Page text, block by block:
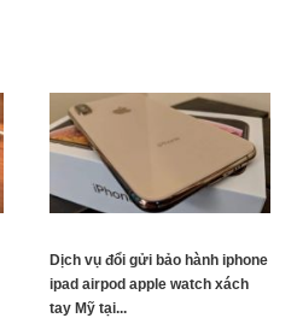
Dịch vụ đổi gửi bảo hành iphone
ipad airpod apple watch xách
tay Mỹ tại...